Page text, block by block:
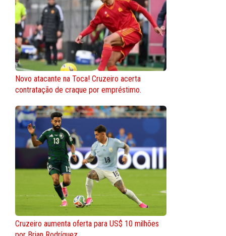
Novo atacante na Toca! Cruzeiro acerta
contratação de craque por empréstimo.
Cruzeiro aumenta oferta para US$ 10 milhões